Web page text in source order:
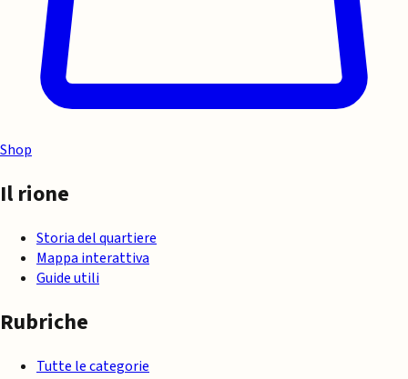
Shop
Il rione
Storia del quartiere
Mappa interattiva
Guide utili
Rubriche
Tutte le categorie